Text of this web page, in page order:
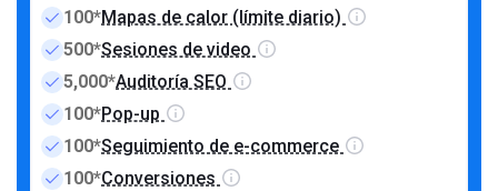
100*Mapas de calor (límite diario)
500*Sesiones de video
5,000*Auditoría SEO
100*Pop-up
100*Seguimiento de e-commerce
100*Conversiones